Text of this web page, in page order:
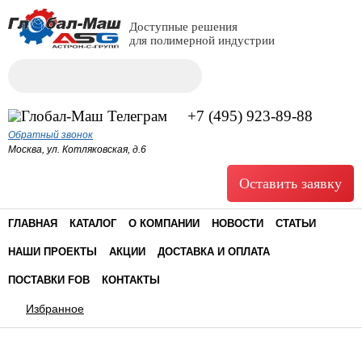
Доступные решения
для полимерной индустрии
+7 (495) 923-89-88
Обратный звонок
Москва, ул. Котляковская, д.6
Оставить заявку
ГЛАВНАЯ КАТАЛОГ О КОМПАНИИ НОВОСТИ СТАТЬИ
НАШИ ПРОЕКТЫ АКЦИИ ДОСТАВКА И ОПЛАТА
ПОСТАВКИ FOB КОНТАКТЫ
Избранное